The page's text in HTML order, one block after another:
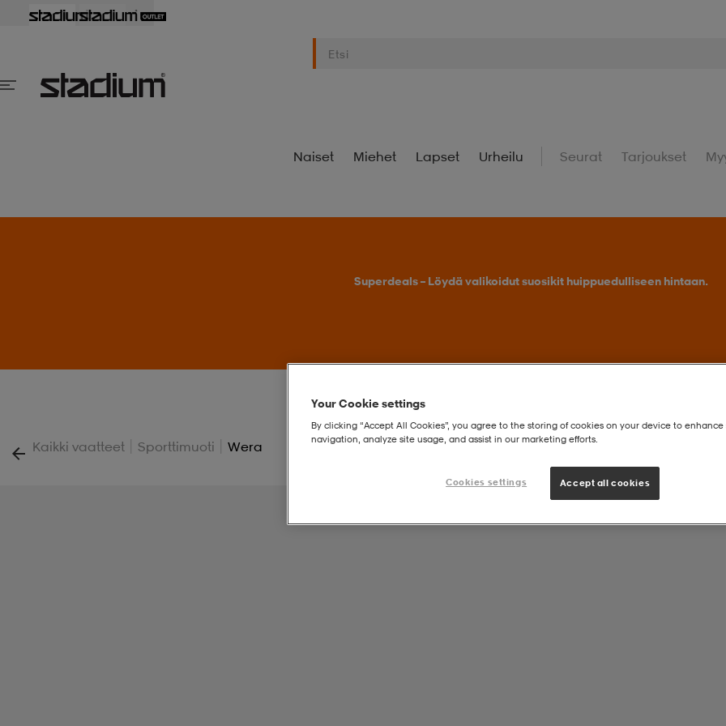
Naiset Miehet Lapset Urheilu Seurat Tarjoukset
Superdeals – Löydä valikoidut suosikit huippuedulliseen hintaan.
Kaikki vaatteet | Sporttimuoti | Wera
Your Cookie settings
By clicking “Accept All Cookies”, you agree to the storing of cookies on your device to enhance
navigation, analyze site usage, and assist in our marketing efforts.
Cookies settings Accept all cookies